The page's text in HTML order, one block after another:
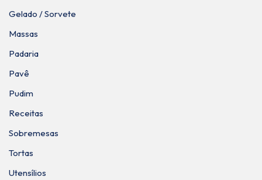
Gelado / Sorvete
Massas
Padaria
Pavê
Pudim
Receitas
Sobremesas
Tortas
Utensílios